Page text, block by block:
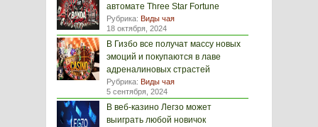
автомате Three Star Fortune
Рубрика: Виды чая
18 октября, 2024
В Гизбо все получат массу новых
эмоций и покупаются в лаве
адреналиновых страстей
Рубрика: Виды чая
5 сентября, 2024
В веб-казино Легзо может
выиграть любой новичок